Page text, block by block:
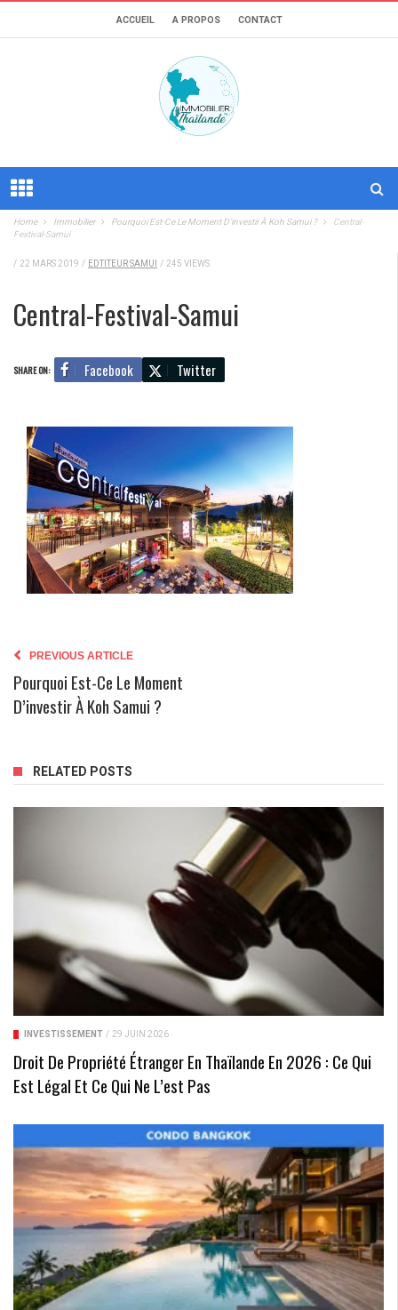
ACCUEIL A PROPOS CONTACT
Home Immobilier Pourquoi Est-Ce Le Moment D’investir À Koh Samui ?
Central-
Festival-Samui
/ 22 MARS 2019 / EDTITEUR SAMUI / 245 VIEWS
Central-Festival-Samui
SHARE ON: Facebook Twitter
PREVIOUS ARTICLE
Pourquoi Est-Ce Le Moment
D’investir À Koh Samui ?
RELATED POSTS
INVESTISSEMENT / 29 JUIN 2026
Droit De Propriété Étranger En Thaïlande En 2026 : Ce Qui
Est Légal Et Ce Qui Ne L’est Pas